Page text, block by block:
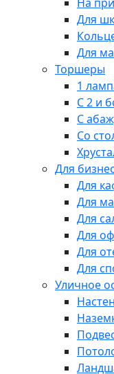
Для
Для
Торшеры
1
С 2 и
С
Со
Для
Для
Для
Для
Для
Для
Для
Уличное